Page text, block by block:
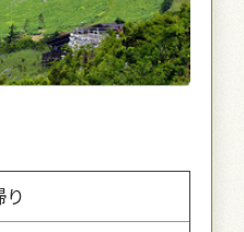
り